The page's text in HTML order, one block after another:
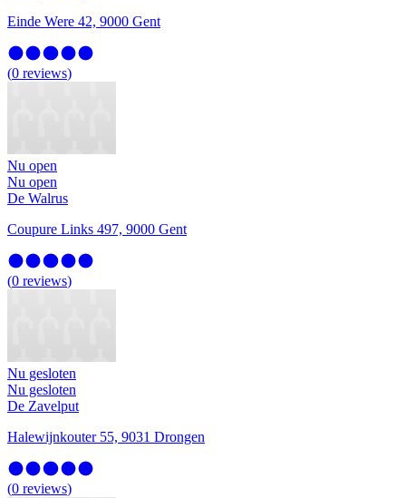
Einde Were 42, 9000 Gent
(0 reviews)
Nu open
Nu open
De Walrus
Coupure Links 497, 9000 Gent
(0 reviews)
Nu gesloten
Nu gesloten
De Zavelput
Halewijnkouter 55, 9031 Drongen
(0 reviews)